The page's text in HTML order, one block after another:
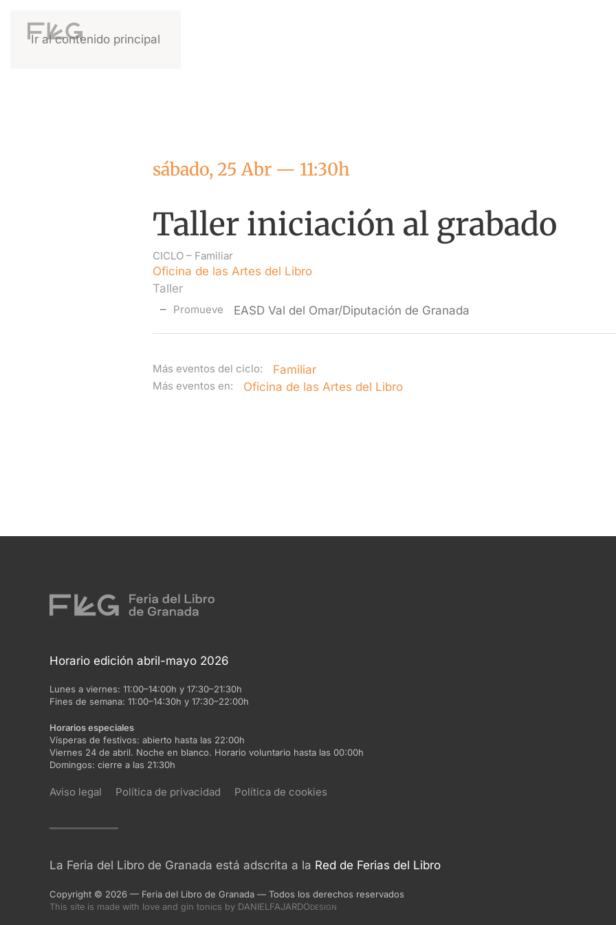
Ir al contenido principal
sábado, 25 Abr — 11:30h
Taller iniciación al grabado
CICLO – Familiar
Oficina de las Artes del Libro
Taller
Promueve EASD Val del Omar/Diputación de Granada
Más eventos del ciclo: Familiar
Más eventos en: Oficina de las Artes del Libro
Horario edición abril-mayo 2026
Lunes a viernes: 11:00–14:00h y 17:30–21:30h
Fines de semana: 11:00–14:30h y 17:30–22:00h
Horarios especiales
Vísperas de festivos: abierto hasta las 22:00h
Viernes 24 de abril. Noche en blanco. Horario voluntario hasta las 00:00h
Domingos: cierre a las 21:30h
Aviso legal Política de privacidad Política de cookies
La Feria del Libro de Granada está adscrita a la Red de Ferias del Libro
Copyright © 2026 — Feria del Libro de Granada — Todos los derechos reservados
This site is made with love and gin tonics by DANIELFAJARDODESIGN